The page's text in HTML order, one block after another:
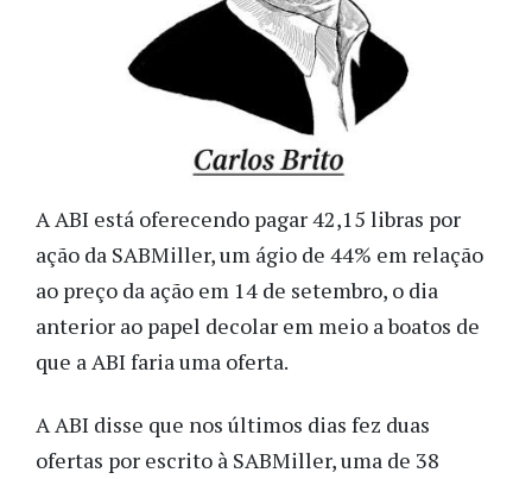
A ABI está oferecendo pagar 42,15 libras por
ação da SABMiller, um ágio de 44% em relação
ao preço da ação em 14 de setembro, o dia
anterior ao papel decolar em meio a boatos de
que a ABI faria uma oferta.
A ABI disse que nos últimos dias fez duas
ofertas por escrito à SABMiller, uma de 38